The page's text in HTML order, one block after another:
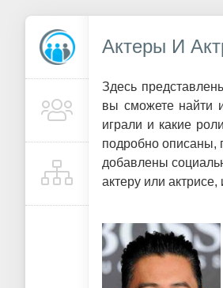
Актеры И
Здесь
вы сможете найти
играли и какие
подробно описаны,
добавлены
актеру или